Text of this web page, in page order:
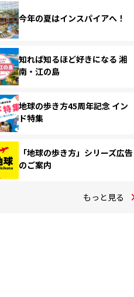
今年の夏はインスパイアへ！
知れば知るほど好きになる 湘
南・江の島
地球の歩き方45周年記念 イン
ド特集
「地球の歩き方」シリーズ広告
のご案内
もっと見る